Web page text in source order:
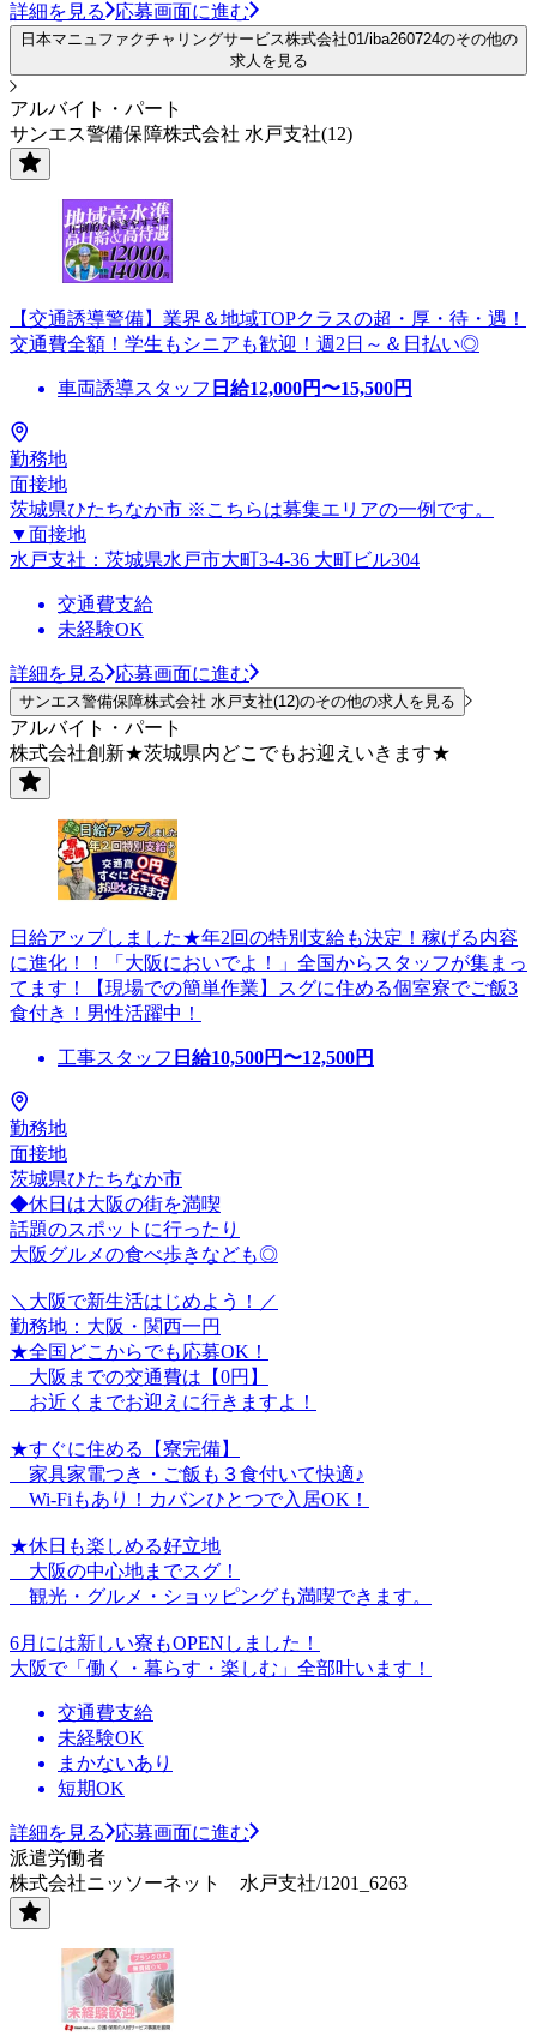
詳細を見る 応募画面に進む
日本マニュファクチャリングサービス株式会社01/iba260724のその他の
求人を見る
アルバイト・パート
サンエス警備保障株式会社 水戸支社(12)
【交通誘導警備】業界＆地域TOPクラスの超・厚・待・遇！
交通費全額！学生もシニアも歓迎！週2日～＆日払い◎
車両誘導スタッフ 日給12,000円〜15,500円
勤務地
面接地
茨城県ひたちなか市 ※こちらは募集エリアの一例です。
▼面接地
水戸支社：茨城県水戸市大町3-4-36 大町ビル304
交通費支給
未経験OK
詳細を見る 応募画面に進む
サンエス警備保障株式会社 水戸支社(12)のその他の求人を見る
アルバイト・パート
株式会社創新★茨城県内どこでもお迎えいきます★
日給アップしました★年2回の特別支給も決定！稼げる内容
に進化！！「大阪においでよ！」全国からスタッフが集まっ
てます！【現場での簡単作業】スグに住める個室寮でご飯3
食付き！男性活躍中！
工事スタッフ 日給10,500円〜12,500円
勤務地
面接地
茨城県ひたちなか市
◆休日は大阪の街を満喫
話題のスポットに行ったり
大阪グルメの食べ歩きなども◎
＼大阪で新生活はじめよう！／
勤務地：大阪・関西一円
★全国どこからでも応募OK！
大阪までの交通費は【0円】
お近くまでお迎えに行きますよ！
★すぐに住める【寮完備】
家具家電つき・ご飯も３食付いて快適♪
Wi-Fiもあり！カバンひとつで入居OK！
★休日も楽しめる好立地
大阪の中心地までスグ！
観光・グルメ・ショッピングも満喫できます。
6月には新しい寮もOPENしました！
大阪で「働く・暮らす・楽しむ」全部叶います！
交通費支給
未経験OK
まかないあり
短期OK
詳細を見る
応募画面に進む
派遣労働者
株式会社ニッソーネット 水戸支社/1201_6263